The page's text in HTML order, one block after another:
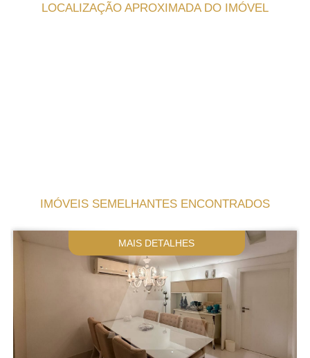
LOCALIZAÇÃO APROXIMADA DO IMÓVEL
IMÓVEIS SEMELHANTES ENCONTRADOS
MAIS DETALHES